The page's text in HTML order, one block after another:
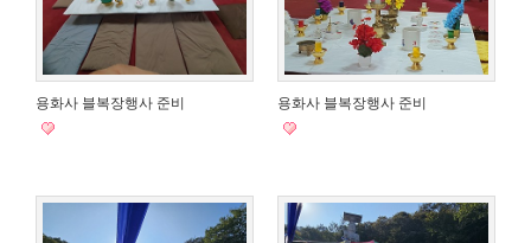
용화사 블복장행사 준비 용화사 블복장행사 준비